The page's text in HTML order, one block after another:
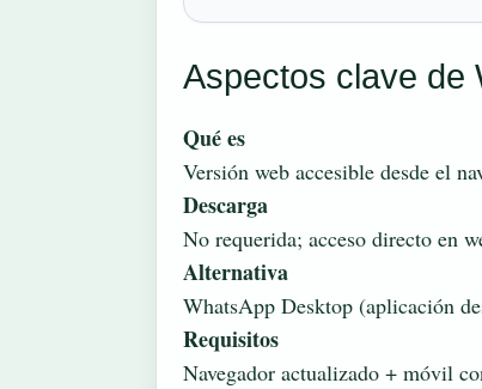
Aspectos clave de
Qué es
Versión web accesible desde el
Descarga
No requerida; acceso directo en
Alternativa
WhatsApp Desktop (aplicación
Requisitos
Navegador actualizado + móvil